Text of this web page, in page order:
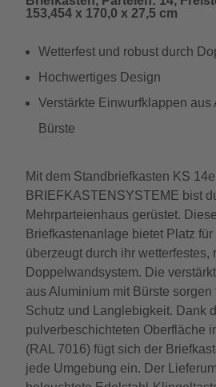
153,454 x 170,0 x 27,5 cm
Wetterfest und robust durch
Hochwertiges Design
Verstärkte Einwurfklappen aus
Bürste
Mit dem Standbriefkasten KS 14er
BRIEFKASTENSYSTEME bist
Mehrparteienhaus gerüstet.
Briefkastenanlage bietet Platz
überzeugt durch ihr wetterfestes,
Doppelwandsystem. Die
aus Aluminium mit Bürste
Schutz und Langlebigkeit. Dank
pulverbeschichteten Oberfläche
(RAL 7016) fügt sich der
jede Umgebung ein. Der